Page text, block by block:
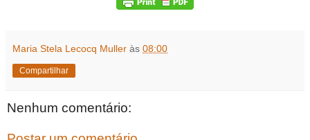
Maria Stela Lecocq Muller às 08:00
Compartilhar
Nenhum comentário: